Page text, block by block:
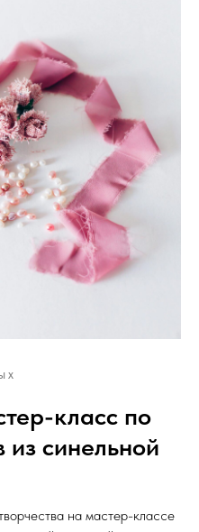
класс по
синельной
на мастер-классе